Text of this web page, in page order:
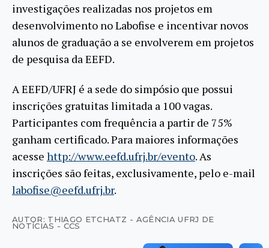
investigações realizadas nos projetos em
desenvolvimento no Labofise e incentivar novos
alunos de graduação a se envolverem em projetos
de pesquisa da EEFD.
A EEFD/UFRJ é a sede do simpósio que possui
inscrições gratuitas limitada a 100 vagas.
Participantes com frequência a partir de 75%
ganham certificado. Para maiores informações
acesse http://www.eefd.ufrj.br/evento. As
inscrições são feitas, exclusivamente, pelo e-mail
labofise@eefd.ufrj.br.
AUTOR: THIAGO ETCHATZ - AGÊNCIA UFRJ DE
NOTÍCIAS - CCS